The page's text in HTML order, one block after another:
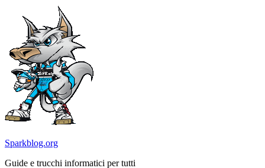
contenuto
Sparkblog.org
Guide e trucchi informatici per tutti